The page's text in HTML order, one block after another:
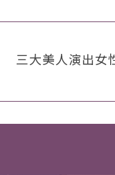
三大美人演出